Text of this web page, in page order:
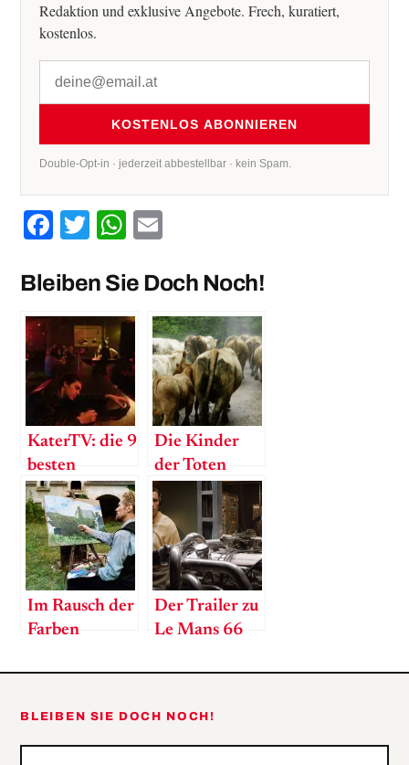
Redaktion und exklusive Angebote. Frech, kuratiert,
kostenlos.
KOSTENLOS ABONNIEREN
Double-Opt-in · jederzeit abbestellbar · kein Spam.
Facebook
TwitterWhatsApp
Bleiben Sie Doch Noch!
KaterTV: die 9
besten
Betrunkenen
der Filmwelt
Die Kinder
der Toten
pubertieren
Im Rausch der
Farben
Der Trailer zu
Le Mans 66
BLEIBEN SIE DOCH NOCH!